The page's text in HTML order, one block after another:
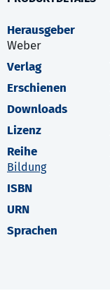
Herausgeber
Weber
Verlag
Erschienen
Downloads
Lizenz
Reihe
Bildung
ISBN
URN
Sprachen